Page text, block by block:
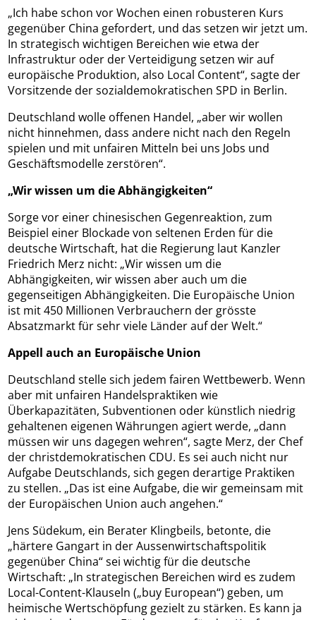
„Ich habe schon vor Wochen einen robusteren Kurs
gegenüber China gefordert, und das setzen wir jetzt um.
In strategisch wichtigen Bereichen wie etwa der
Infrastruktur oder der Verteidigung setzen wir auf
europäische Produktion, also Local Content“, sagte der
Vorsitzende der sozialdemokratischen SPD in Berlin.
Deutschland wolle offenen Handel, „aber wir wollen
nicht hinnehmen, dass andere nicht nach den Regeln
spielen und mit unfairen Mitteln bei uns Jobs und
Geschäftsmodelle zerstören“.
„Wir wissen um die Abhängigkeiten“
Sorge vor einer chinesischen Gegenreaktion, zum
Beispiel einer Blockade von seltenen Erden für die
deutsche Wirtschaft, hat die Regierung laut Kanzler
Friedrich Merz nicht: „Wir wissen um die
Abhängigkeiten, wir wissen aber auch um die
gegenseitigen Abhängigkeiten. Die Europäische Union
ist mit 450 Millionen Verbrauchern der grösste
Absatzmarkt für sehr viele Länder auf der Welt.“
Appell auch an Europäische Union
Deutschland stelle sich jedem fairen Wettbewerb. Wenn
aber mit unfairen Handelspraktiken wie
Überkapazitäten, Subventionen oder künstlich niedrig
gehaltenen eigenen Währungen agiert werde, „dann
müssen wir uns dagegen wehren“, sagte Merz, der Chef
der christdemokratischen CDU. Es sei auch nicht nur
Aufgabe Deutschlands, sich gegen derartige Praktiken
zu stellen. „Das ist eine Aufgabe, die wir gemeinsam mit
der Europäischen Union auch angehen.“
Jens Südekum, ein Berater Klingbeils, betonte, die
„härtere Gangart in der Aussenwirtschaftspolitik
gegenüber China“ sei wichtig für die deutsche
Wirtschaft: „In strategischen Bereichen wird es zudem
Local-Content-Klauseln („buy European“) geben, um
heimische Wertschöpfung gezielt zu stärken. Es kann ja